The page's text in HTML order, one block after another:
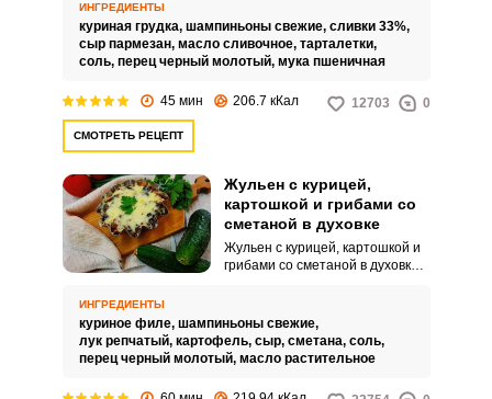
курицей, грибами и сливками в
духовке. Вкусный, сочный и
нежный, запеченный
станет отличным вариантом
горячей закуски.
ИНГРЕДИЕНТЫ
куриная грудка, шампиньоны свежие, сливки 33%,
сыр пармезан, масло сливочное, тарталетки,
соль, перец черный молотый, мука пшеничная
45 мин 206.7 кКал 12703 0
СМОТРЕТЬ РЕЦЕПТ
Жульен с курицей,
картошкой и грибами со
сметаной в духовке
Жульен с курицей, картошкой и
грибами со сметаной в духовке –
подойдет как для праздничного,
так и повседневного стола.
Приготовленный в небольших
красивый праздничный вид.
ИНГРЕДИЕНТЫ
куриное филе, шампиньоны свежие,
лук репчатый, картофель, сыр, сметана, соль,
перец черный молотый, масло растительное